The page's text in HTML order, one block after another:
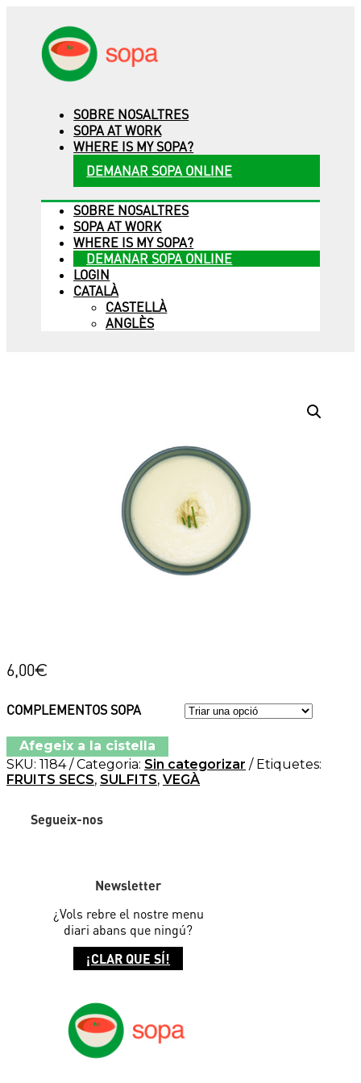
SOBRE NOSALTRES
SOPA AT WORK
WHERE IS MY SOPA?
DEMANAR SOPA ONLINE
SOBRE NOSALTRES
SOPA AT WORK
WHERE IS MY SOPA?
DEMANAR SOPA ONLINE
LOGIN
CATALÀ
CASTELLÀ
ANGLÈS
6,00€
COMPLEMENTOS SOPA
Afegeix a la cistella
SKU: 1184 Categoria: Sin categorizar
Etiquetes:
FRUITS SECS, SULFITS, VEGÀ
Segueix-nos
Newsletter
¿Vols rebre el nostre menu
diari abans que ningú?
¡CLAR QUE SÍ!